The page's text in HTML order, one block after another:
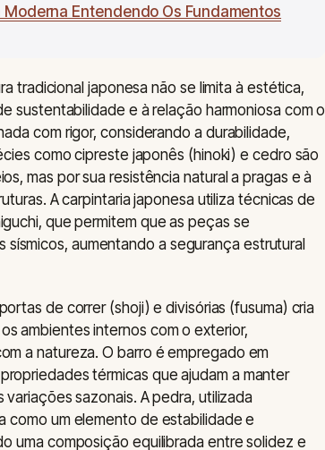
Entendendo Os Fundamentos
tradicional japonesa não se limita à estética,
sustentabilidade e à relação harmoniosa com o
com rigor, considerando a durabilidade,
como cipreste japonês (hinoki) e cedro são
mas por sua resistência natural a pragas e à
A carpintaria japonesa utiliza técnicas de
que permitem que as peças se
aumentando a segurança estrutural
de correr (shoji) e divisórias (fusuma) cria
ambientes internos com o exterior,
a natureza. O barro é empregado em
térmicas que ajudam a manter
sazonais. A pedra, utilizada
como um elemento de estabilidade e
uma composição equilibrada entre solidez e